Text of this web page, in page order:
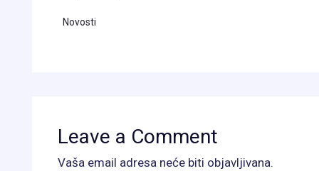
Novosti
Leave a Comment
Vaša email adresa neće biti objavljivana.